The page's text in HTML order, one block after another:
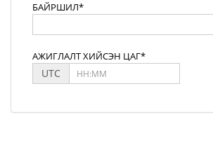
БАЙРШИЛ*
АЖИГЛАЛТ ХИЙСЭН ЦАГ*
UTC